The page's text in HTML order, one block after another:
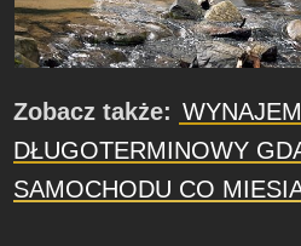
Zobacz także: WYNAJEM
DŁUGOTERMINOWY
SAMOCHODU CO